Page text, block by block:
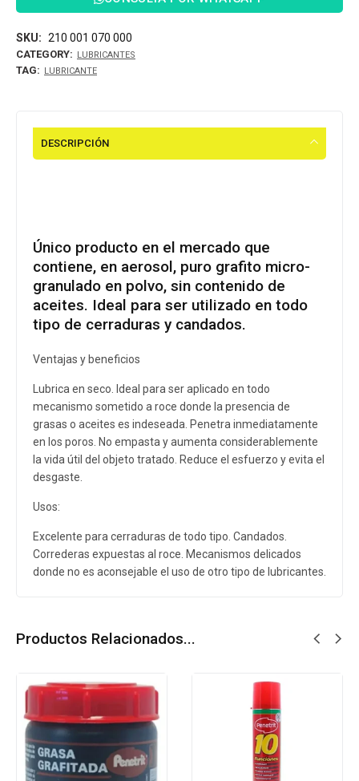
SKU: 210 001 070 000
CATEGORY: LUBRICANTES
TAG: LUBRICANTE
DESCRIPCIÓN
Único producto en el mercado que
contiene, en aerosol, puro grafito micro-
granulado en polvo, sin contenido de
aceites. Ideal para ser utilizado en todo
tipo de cerraduras y candados.
Ventajas y beneficios
Lubrica en seco. Ideal para ser aplicado en todo
mecanismo sometido a roce donde la presencia de
grasas o aceites es indeseada. Penetra inmediatamente
en los poros. No empasta y aumenta considerablemente
la vida útil del objeto tratado. Reduce el esfuerzo y evita el
desgaste.
Usos:
Excelente para cerraduras de todo tipo. Candados.
Correderas expuestas al roce. Mecanismos delicados
donde no es aconsejable el uso de otro tipo de lubricantes.
Productos Relacionados...